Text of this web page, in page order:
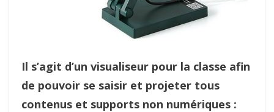
Il s’agit d’un visualiseur pour la classe afin
de pouvoir se saisir et projeter tous
contenus et supports non numériques :